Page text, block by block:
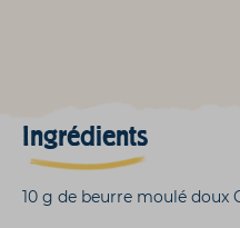
Ingrédients
10 g de beurre moulé doux